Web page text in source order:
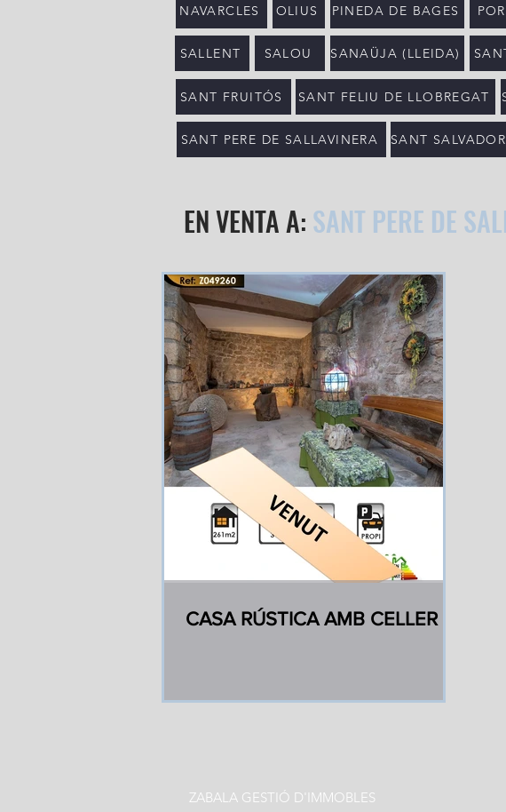
NAVARCLES PINEDA DE BAGES
SALLENT SALOU SANAÜJA (LLEIDA)
OLIUS
SANT FRUITÓS SANT FELIU DE LLOBREGAT
SANT PERE DE SALLAVINERA
EN VENTA A: SANT PERE DE
CASA RÚSTICA AMB CELLER
ZABALA GESTIÓ D'IMMOBLES